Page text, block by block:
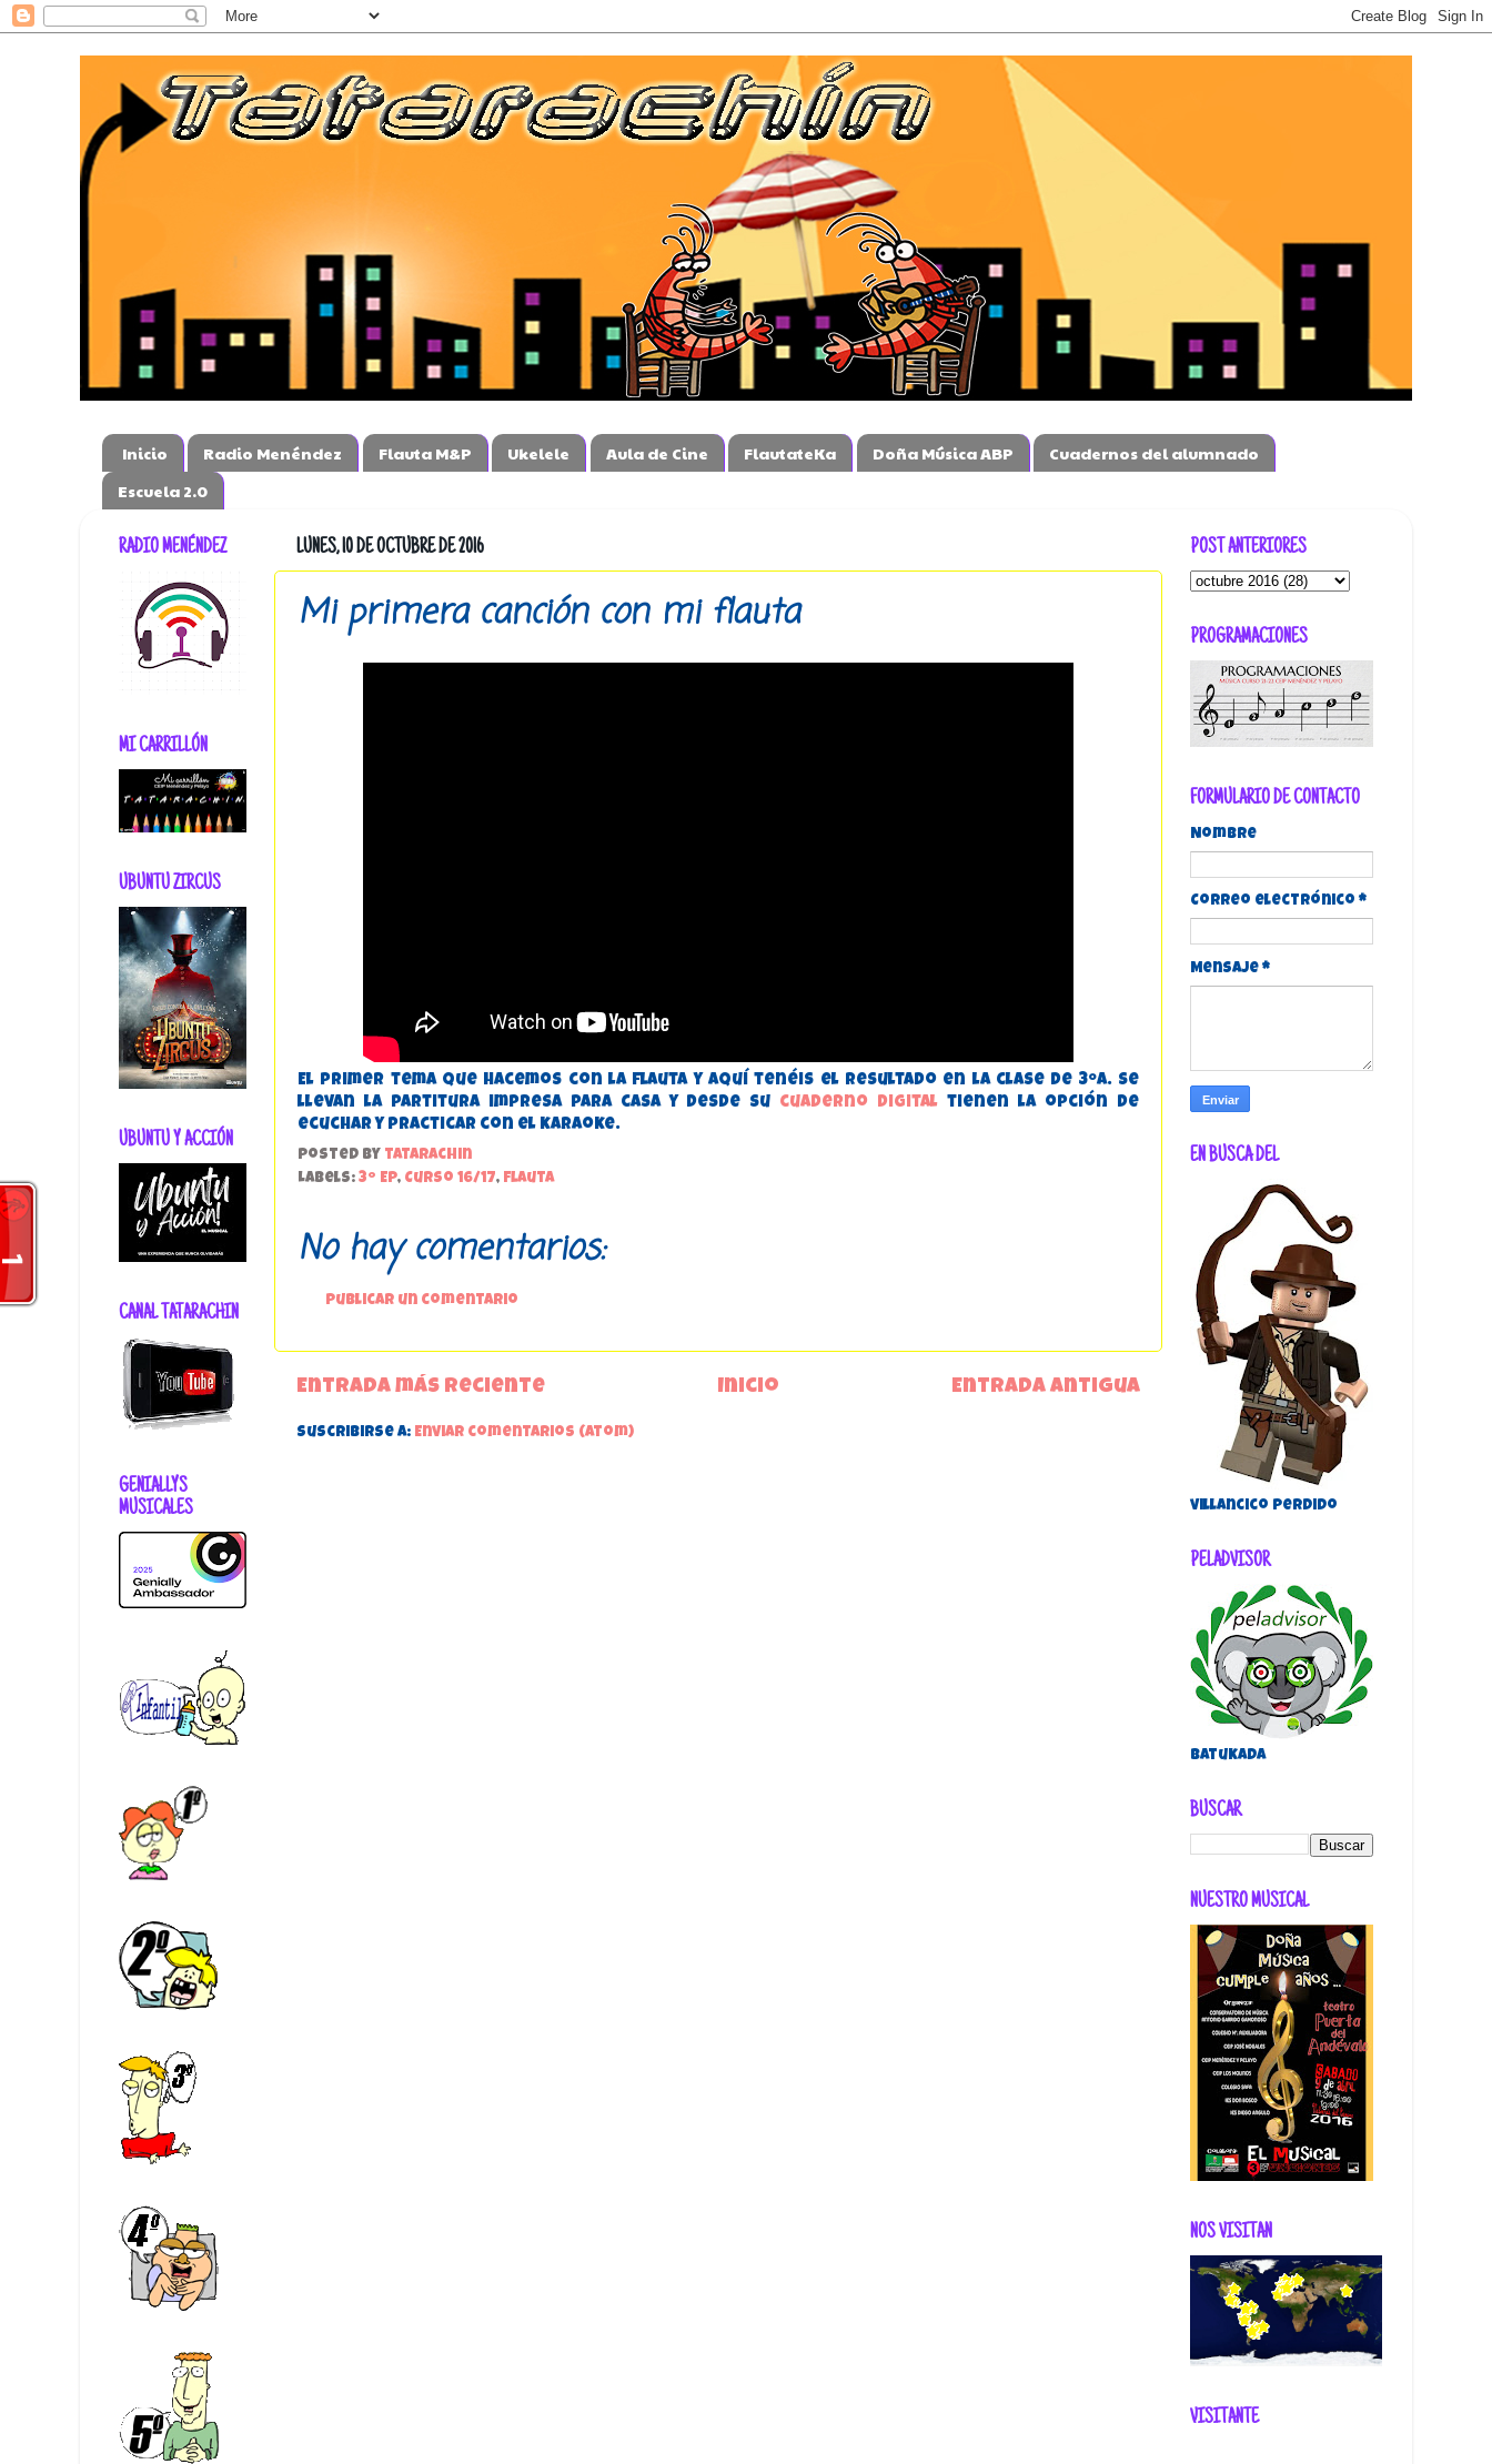
Inicio Radio Menéndez Flauta M&P Ukelele Aula de Cine FlautateKa Doña Música ABP
Cuadernos del alumnado
Escuela 2.0
LUNES, 10 DE OCTUBRE DE 2016
Mi primera canción con mi flauta
El primer tema que hacemos con la flauta y aquí tenéis el resultado en la clase de 3ºA. Se
llevan la partitura impresa para casa y desde su cuaderno digital tienen la opción de
ecuchar y practicar con el karaoke.
Posted by tatarachin
Labels: 3º EP, Curso 16/17, flauta
No hay comentarios:
Publicar un comentario
Entrada más reciente Entrada antigua
Inicio
Suscribirse a: Enviar comentarios (Atom)
RADIO MENÉNDEZ
MI CARRILLÓN
UBUNTU ZIRCUS
UBUNTU Y ACCIÓN
CANAL TATARACHIN
GENIALLYS
MUSICALES
POST ANTERIORES
PROGRAMACIONES
FORMULARIO DE CONTACTO
Nombre
Correo electrónico *
Mensaje *
EN BUSCA DEL
villancico perdido
PELADVISOR
Batukada
BUSCAR
NUESTRO MUSICAL
NOS VISITAN
VISITANTE